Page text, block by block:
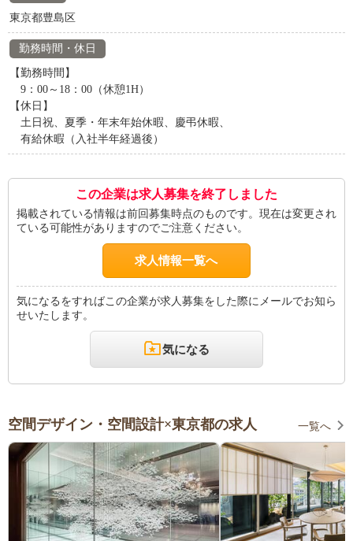
東京都豊島区
勤務時間・休日
【勤務時間】
9：00～18：00（休憩1H）
【休日】
土日祝、夏季・年末年始休暇、慶弔休暇、
有給休暇（入社半年経過後）
この企業は求人募集を終了しました
掲載されている情報は前回募集時点のものです。現在は変更され
ている可能性がありますのでご注意ください。
求人情報一覧へ
気になるをすればこの企業が求人募集をした際にメールでお知ら
せいたします。
気になる
空間デザイン・空間設計×東京都の求人 一覧へ